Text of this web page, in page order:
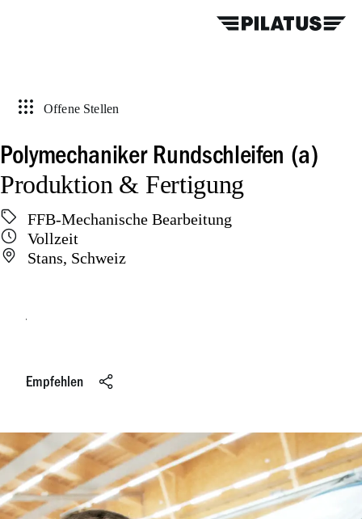
Offene Stellen
Polymechaniker Rundschleifen (a)
Produktion & Fertigung
FFB-Mechanische Bearbeitung
Vollzeit
Stans, Schweiz
Online bewerben
Empfehlen